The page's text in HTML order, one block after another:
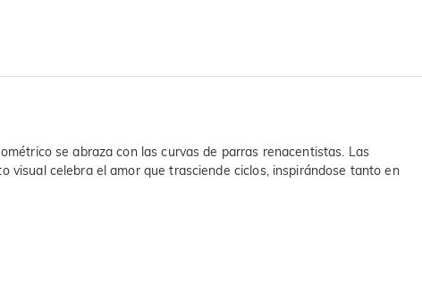
se abraza con las curvas de parras renacentistas. Las
visual celebra el amor que trasciende ciclos, inspirándose tanto en